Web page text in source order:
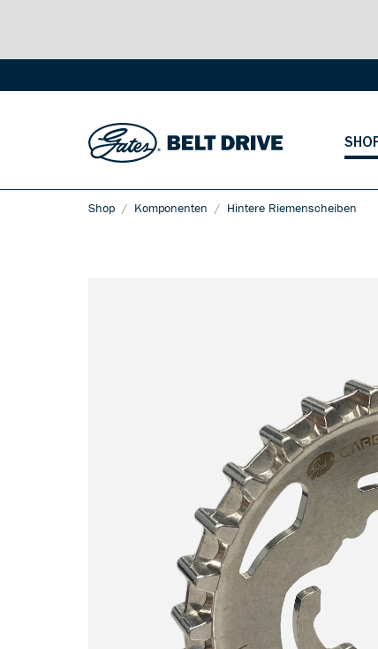
Shop Komponenten Hintere Riemenscheiben